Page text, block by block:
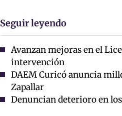
Seguir leyendo
Avanzan mejoras en el
intervención
DAEM Curicó anuncia
Zapallar
Denuncian deterioro en